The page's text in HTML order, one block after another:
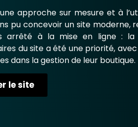
approche sur mesure et à
pu concevoir un site moderne,
arrêté à la mise en ligne : la
du site a été une priorité,
dans la gestion de leur boutique.
le site